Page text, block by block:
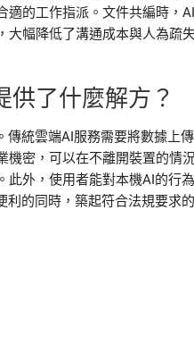
的工作指派。文件共編時，
幅降低了溝通成本與人為疏
供了什麼解方？
統雲端AI服務需要將數據上
密，可以在不離開裝置的情
外，使用者能對本機AI的行
的同時，築起符合法規要求